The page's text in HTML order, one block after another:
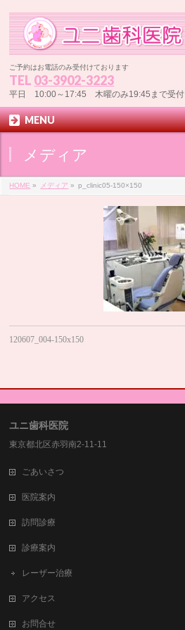
ご予約はお電話のみ受付けております
TEL 03-3902-3223
平日 10:00～17:45 木曜のみ19:45まで受付
MENU
メディア
HOME » メディア » p_clinic05-150×150
120607_004-150x150
ユニ歯科医院
東京都北区赤羽南2-11-11
ごあいさつ
医院案内
訪問診療
診療案内
レーザー治療
アクセス
お問合せ